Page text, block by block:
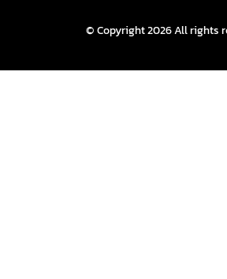
© Copyright 2026 All rights